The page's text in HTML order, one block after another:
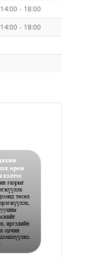
14:00 - 18:00
14:00 - 18:00